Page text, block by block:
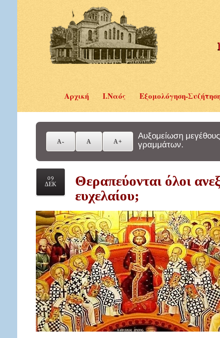
Αρχική Ι.Ναός Εξομολόγηση-
Αυξομείωση μεγέθους
γραμμάτων.
09
ΔΕΚ
Θεραπεύονται όλοι
ευχελαίου;